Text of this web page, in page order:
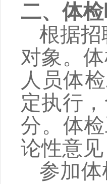
二、体
根据
对象。
人员体
定执行
分。体
论性意
参加